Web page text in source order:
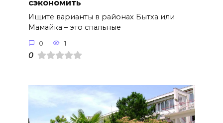
сэкономить
Ищите варианты в районах Бытха или
Мамайка – это спальные
0 1
0